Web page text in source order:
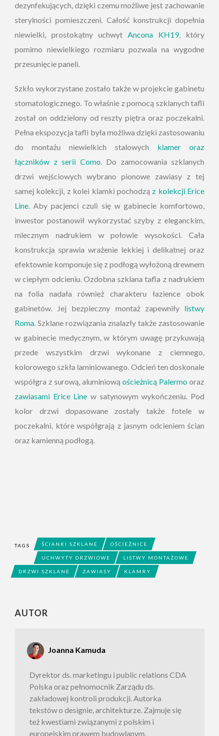
dezynfekujących, dzięki czemu możliwe jest zachowanie
sterylności pomieszczeni. Całość konstrukcji dopełnia
niewielki, prostokątny uchwytAncona KH19, który
pomimo niewielkiego rozmiaru pozwala na wygodne
przesunięcie paneli.
Szkło wykorzystane zostało także w projekcie gabinetu
stomatologicznego. To właśnie z pomocą szklanych tafli
został on oddzielony od reszty piętra oraz poczekalni.
Pełna ekspozycja tafli była możliwa dzięki zastosowaniu
do montażu niewielkich stalowych klamer oraz
łączników z serii Como. Do zamocowania szklanych
drzwi wejściowych wybrano pionowe zawiasy z tej
samej kolekcji, z kolei klamki pochodzą z kolekcji Erice
Line. Aby pacjenci czuli się w gabinecie komfortowo,
inwestor postanowił wykorzystać szyby z eleganckim,
mlecznym nadrukiem w połowie wysokości. Cała
konstrukcja sprawia wrażenie lekkiej i delikatnej oraz
efektownie komponuje się z podłogą wyłożoną drewnem
w ciepłym odcieniu. Ozdobna szklana tafla z nadrukiem
na folia nadała również charakteru łazience obok
gabinetów. Jej bezpieczny montaż zapewniły listwy
Roma. Szklane rozwiązania znalazły także zastosowanie
w gabinecie medycznym, w którym uwagę przykuwają
przede wszystkim drzwi wykonane z ciemnego,
kolorowego szkła laminiowanego. Odcień ten doskonale
współgra z surową, aluminiową ościeżnicą Palermo oraz
zawiasami Erice Line w satynowym wykończeniu. Pod
kolor drzwi dopasowane zostały także fotele w
poczekalni, które współgrają z jasnym odcieniem ścian
oraz kamienną podłogą.
TAGS ŚCIANKI SZKLANE OŚCIEŻNICE
UCHWYTY DRZWIOWE LISTWY MONTAŻOWE
DRZWI SZKLANE ZAWIASY KLAMRY
AUTOR
Joanna Kamuda
Dyrektor ds. marketingu i public relations CDA
Polska oraz pełnomocnik Zarządu ds.
zakładowej kontroli produkcji. Autorka
tekstów o designie, architekturze. Zajmuje się
też kwestiami związanymi z polskim i
europejskim prawem budowlanym.